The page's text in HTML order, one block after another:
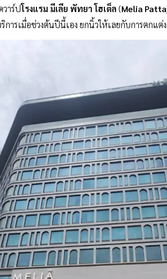
วาร์ปโรงแรม มีเลีย พัทยา โฮเต็ล (Melia
ารเมื่อช่วงต้นปีนี้เอง ยกนิ้วให้เลยกับการตกแต่